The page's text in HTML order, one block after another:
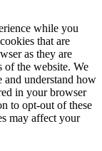
while you
that are
as they are
of the website. We
and understand how
in your browser
to opt-out of these
may affect your